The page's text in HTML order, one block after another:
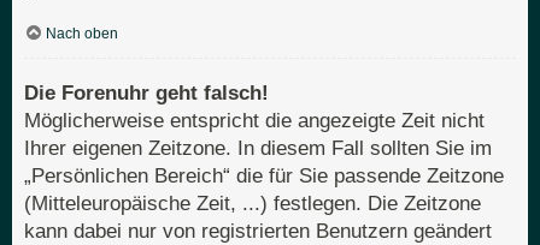
Nach oben
Die Forenuhr geht falsch!
Möglicherweise entspricht die angezeigte Zeit nicht
Ihrer eigenen Zeitzone. In diesem Fall sollten Sie im
„Persönlichen Bereich“ die für Sie passende Zeitzone
(Mitteleuropäische Zeit, ...) festlegen. Die Zeitzone
kann dabei nur von registrierten Benutzern geändert